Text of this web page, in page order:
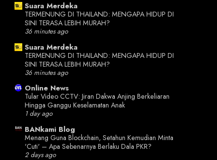
Suara Merdeka
TERMENUNG DI THAILAND: MENGAPA HIDUP DI
SINI TERASA LEBIH MURAH?
36 minutes ago
Suara Merdeka
TERMENUNG DI THAILAND: MENGAPA HIDUP DI
SINI TERASA LEBIH MURAH?
36 minutes ago
Online News
Tular Video CCTV: Jiran Dakwa Anjing Berkeliaran
Hingga Ganggu Keselamatan Anak
1 day ago
BANkami Blog
Menang Guna Blockchain, Setahun Kemudian Minta
'Cuti' – Apa Sebenarnya Berlaku Dala PKR?
2 days ago